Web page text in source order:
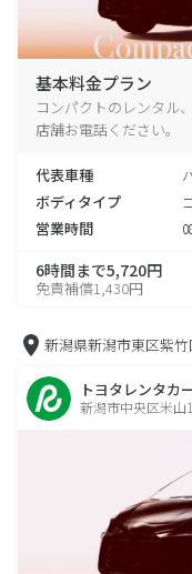
基本料金プラン
コンパクトのレンタル
店舗お電話ください。
代表車種
ボディタイプ
営業時間
6時間まで5,720円
免責補償1,430円
新潟県新潟市東区紫
トヨタレンタカ
新潟市中央区米山